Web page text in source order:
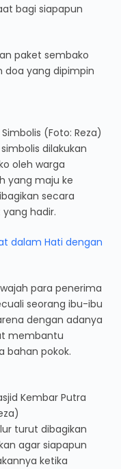
bagi siapapun
paket sembako
doa yang dipimpin
(Foto: Reza)
dilakukan
oleh warga
yang maju ke
secara
hadir.
dalam Hati dengan
para penerima
seorang ibu-ibu
dengan adanya
membantu
bahan pokok.
Kembar Putra
turut dibagikan
agar siapapun
ketika